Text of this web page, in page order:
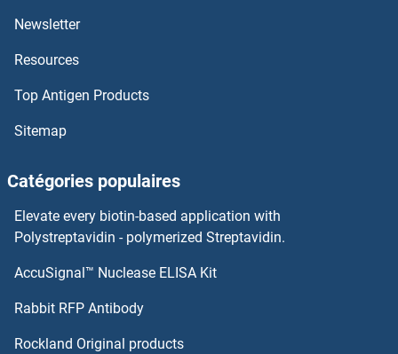
Dynamin 1-Like Anticorps
Dynamin 1 Anticorps
DYDC2 Anticorps
Newsletter
Resources
Top Antigen Products
Sitemap
Catégories populaires
Elevate every biotin-based application with
Polystreptavidin - polymerized Streptavidin.
AccuSignal™ Nuclease ELISA Kit
Rabbit RFP Antibody
Rockland Original products